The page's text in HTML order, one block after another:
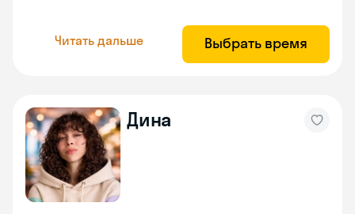
Читать дальше Выбрать время
Дина